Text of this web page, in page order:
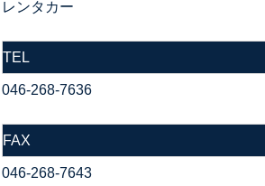
レンタカー
TEL
046-268-7636
FAX
046-268-7643